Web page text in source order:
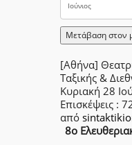
Μετάβαση στον
[Αθήνα]
Ταξικής &
Κυριακή 28
Επισκέψεις :
από
8ο